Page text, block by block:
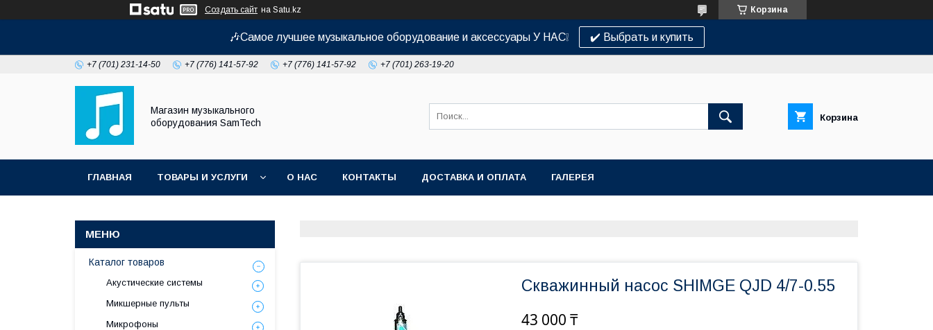
Создать сайт на Satu.kz Корзина
🎶Самое лучшее музыкальное оборудование и аксессуары У НАС❕ ✔️ Выбрать и купить
+7 (701) 231-14-50 +7 (776) 141-57-92 +7 (776) 141-57-92 +7 (701) 263-19-20
Магазин музыкального
оборудования SamTech
Корзина
ГЛАВНАЯ ТОВАРЫ И УСЛУГИ О НАС КОНТАКТЫ ДОСТАВКА И ОПЛАТА ГАЛЕРЕЯ
Скважинный насос SHIMGE QJD 4/7-0.55
43 000 ₸
Каталог товаров
Акустические системы
Микшерные пульты
Микрофоны